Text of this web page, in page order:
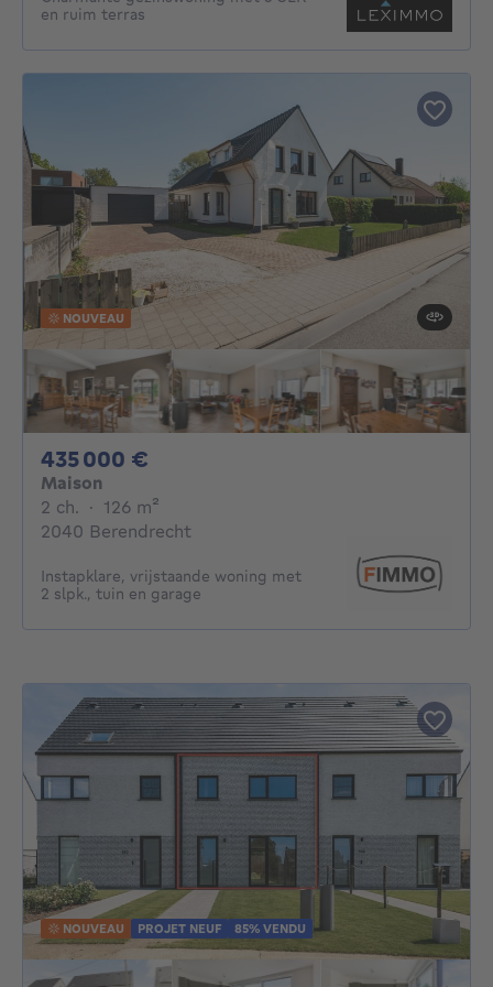
en ruim terras
NOUVEAU
435 000 €
Maison
2 ch. 2 chambres
· 126 m²
2040 Berendrecht
Instapklare, vrijstaande woning met
2 slpk., tuin en garage
NOUVEAU PROJET NEUF 85% VENDU